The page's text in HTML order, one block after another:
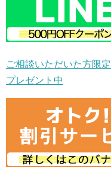
ご相談いただいた方限
プレゼント中